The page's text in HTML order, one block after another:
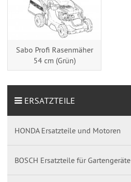
Sabo Profi Rasenmäher
54 cm (Grün)
ERSATZTEILE
HONDA Ersatzteile und Motoren
BOSCH Ersatzteile für Gartengeräte